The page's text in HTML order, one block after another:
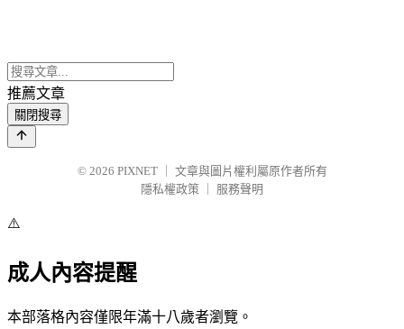
推薦文章
關閉搜尋
© 2026 PIXNET
文章與圖片權利屬原作者所有
隱私權政策
服務聲明
⚠️
成人內容提醒
本部落格內容僅限年滿十八歲者瀏覽。